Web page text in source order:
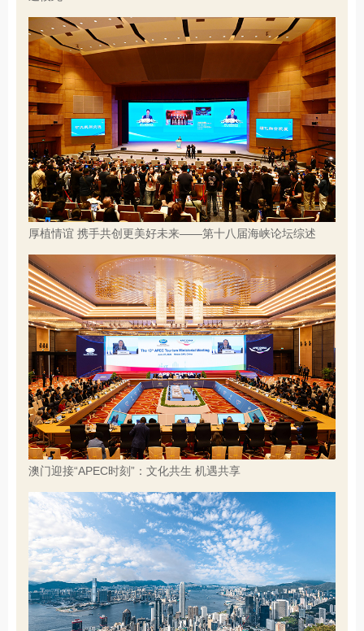
厚植情谊 携手共创更美好未来——第十八届海峡论坛综述
澳门迎接“APEC时刻”：文化共生 机遇共享